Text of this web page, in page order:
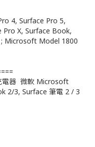
4, Surface Pro 5,
Pro X, Surface Book,
Microsoft Model 1800
電器 微軟 Microsoft
2/3, Surface 筆電 2 / 3